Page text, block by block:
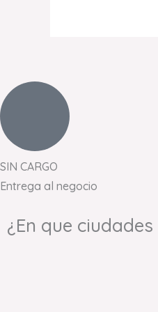
SIN CARGO
Entrega al negocio
¿En que